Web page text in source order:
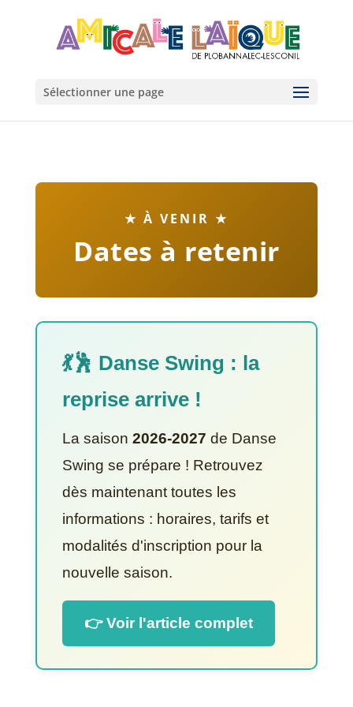
Sélectionner une page
★ À VENIR ★
Dates à retenir
💃🕺 Danse Swing : la
reprise arrive !
La saison 2026-2027 de Danse
Swing se prépare ! Retrouvez
dès maintenant toutes les
informations : horaires, tarifs et
modalités d'inscription pour la
nouvelle saison.
👉 Voir l'article complet